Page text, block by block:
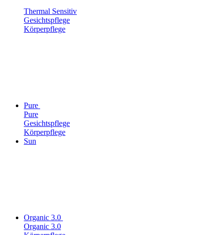
Thermal Sensitiv
Gesichtspflege
Körperpflege
Pure
Pure
Gesichtspflege
Körperpflege
Sun
Organic 3.0
Organic 3.0